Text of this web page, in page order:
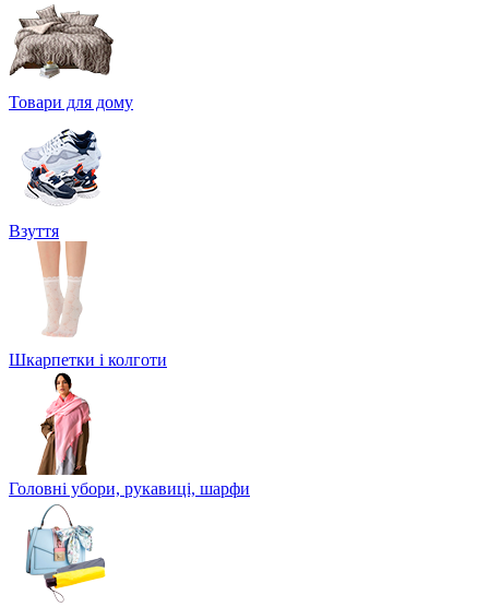
Товари для дому
Взуття
Шкарпетки і колготи
Головні убори, рукавиці, шарфи